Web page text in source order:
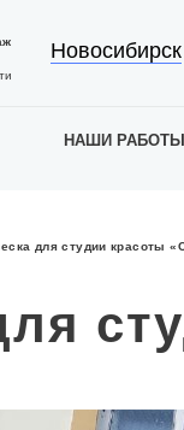
Новосибирск
НАШИ РАБОТЫ
для студии красоты